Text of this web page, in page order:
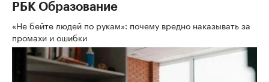
РБК Образование
«Не бейте людей по рукам»: почему вредно наказывать за
промахи и ошибки